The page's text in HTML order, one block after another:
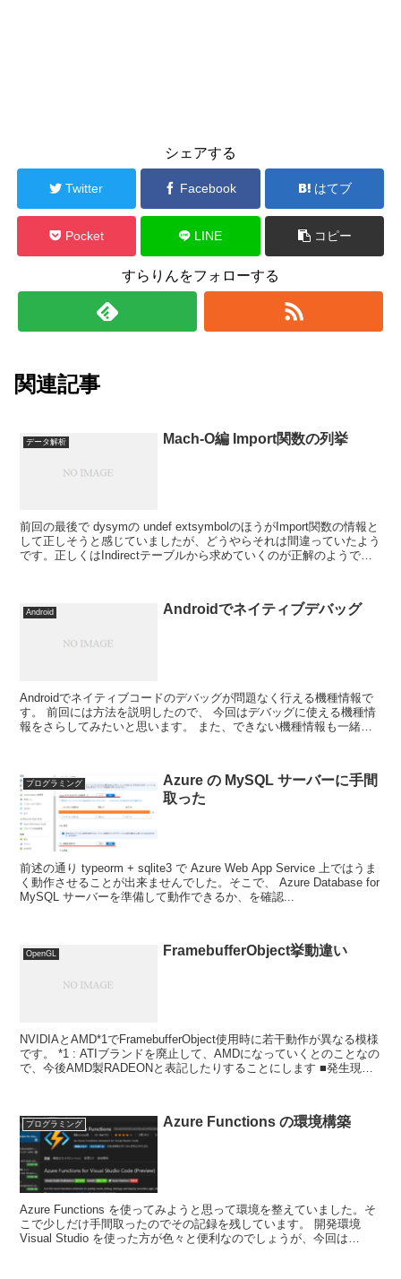
シェアする
Twitter Facebook はてブ
Pocket LINE コピー
すらりんをフォローする
関連記事
データ解析 Mach-O編 Import関数の列挙
前回の最後で dysymの undef extsymbolのほうがImport関数の情報と
して正しそうと感じていましたが、どうやらそれは間違っていたよう
です。正しくはIndirectテーブルから求めていくのが正解のようで
Android Androidでネイティブデバッグ
Androidでネイティブコードのデバッグが問題なく行える機種情報で
す。 前回には方法を説明したので、 今回はデバッグに使える機種情
報をさらしてみたいと思います。 また、できない機種情報も一緒に
プログラミング
Azure の MySQL サーバーに手間
取った
前述の通り typeorm + sqlite3 で Azure Web App Service 上ではうま
く動作させることが出来ませんでした。そこで、 Azure Database for
MySQL サーバーを準備して動作できるか、を確認...
OpenGL FramebufferObject挙動違い
NVIDIAとAMD*1でFramebufferObject使用時に若干動作が異なる模様
です。 *1 : ATIブランドを廃止して、AMDになっていくとのことなの
で、今後AMD製RADEONと表記したりすることにします ■発生現象
プログラミング Azure Functions の環境構築
Azure Functions を使ってみようと思って環境を整えていました。そ
こで少しだけ手間取ったのでその記録を残しています。 開発環境
Visual Studio を使った方が色々と便利なのでしょうが、今回は